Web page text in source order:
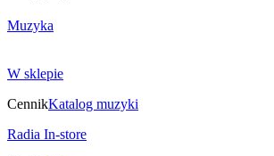
Muzyka
W sklepie
CennikKatalog muzyki
Radia In-store